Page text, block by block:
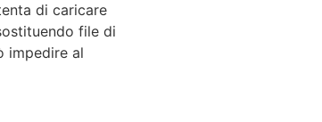
di caricare
file di
impedire al